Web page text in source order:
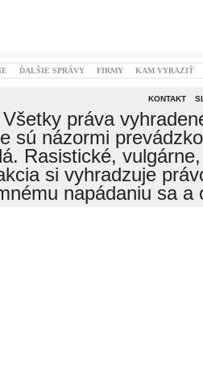
ĎALŠIE SPRÁVY FIRMY KAM VYRAZIŤ
KONTAKT
práva
sú názormi
Rasistické,
si vyhradzuje
napádaniu sa